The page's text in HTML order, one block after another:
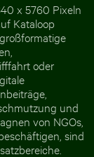
x 5760 Pixeln
Kataloop
oder
und
von NGOs,
sind